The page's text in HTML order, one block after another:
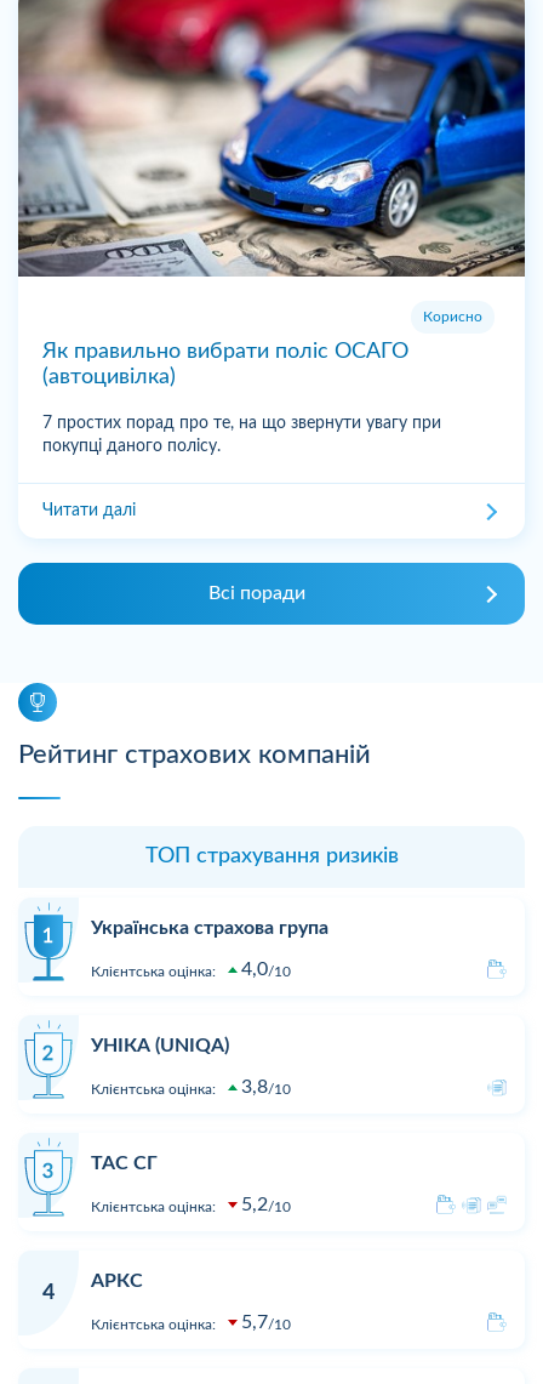
Корисно
Як правильно вибрати поліс ОСАГО
(автоцивілка)
7 простих порад про те, на що звернути увагу при
покупці даного полісу.
Читати далі
Всі поради
Рейтинг страхових компаній
ТОП страхування ризиків
Українська страхова група
Клієнтська оцінка: 4,0 10
УНІКА (UNIQA)
Клієнтська оцінка: 3,8 10
ТАС СГ
Клієнтська оцінка: 5,2 10
4
АРКС
Клієнтська оцінка: 5,7 10